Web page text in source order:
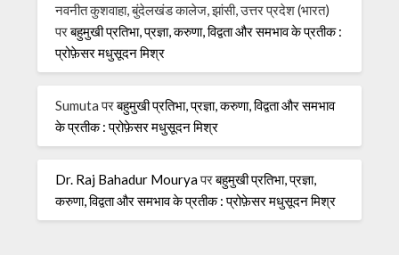
नवनीत कुशवाहा, बुंदेलखंड कालेज, झांसी, उत्तर प्रदेश (भारत)
परबहुमुखी प्रतिभा, प्रज्ञा, करुणा, विद्वता और समभाव के प्रतीक :
प्रोफ़ेसर मधुसूदन मिश्र
Sumutaपरबहुमुखी प्रतिभा, प्रज्ञा, करुणा, विद्वता और समभाव
के प्रतीक : प्रोफ़ेसर मधुसूदन मिश्र
Dr. Raj Bahadur Mouryaपरबहुमुखी प्रतिभा, प्रज्ञा,
करुणा, विद्वता और समभाव के प्रतीक : प्रोफ़ेसर मधुसूदन मिश्र